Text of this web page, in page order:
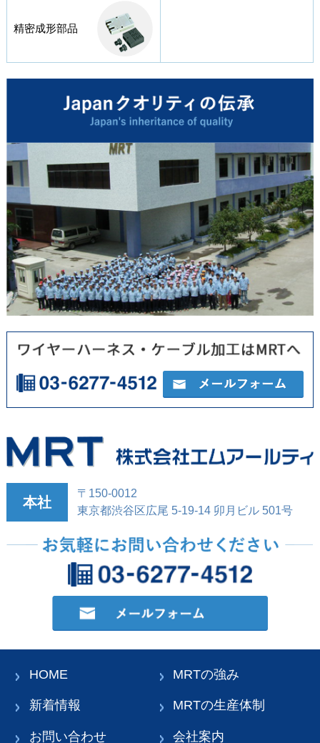
精密成形部品
本社
〒150-0012
東京都渋谷区広尾 5-19-14 卯月ビル 501号
HOME MRTの強み
新着情報 MRTの生産体制
お問い合わせ 会社案内